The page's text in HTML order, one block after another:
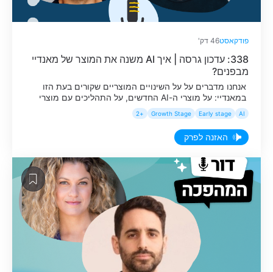
פודקאסט46 דק'
338: עדכון גרסה | איך AI משנה את המוצר של מאנדיי
מבפנים?
אנחנו מדברים על על השינויים המוצריים שקורים בעת הזו
במאנדיי: על מוצרי ה-AI החדשים, על התהליכים עם מוצרי
הבסיס - ועל והתובנות האתגרים והטעויות שהובילו אותנו
לדרך שאנחנו מאמינים בה.
AI
Early stage
Growth Stage
+2
האזנה לפרק